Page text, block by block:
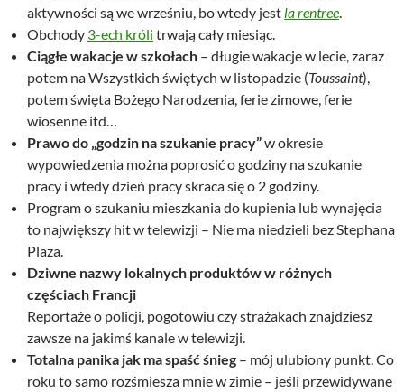
aktywności są we wrześniu, bo wtedy jest la rentree
Obchody 3-ech króli trwają cały miesiąc.
Ciągłe wakacje w szkołach – długie wakacje w lecie, zaraz
potem na Wszystkich świętych w listopadzie (Toussaint),
potem święta Bożego Narodzenia, ferie zimowe, ferie
wiosenne itd…
Prawo do „godzin na szukanie pracy”w okresie
wypowiedzenia można poprosić o godziny na szukanie
pracy i wtedy dzień pracy skraca się o 2 godziny.
Program o szukaniu mieszkania do kupienia lub wynajęcia
to największy hit w telewizji – Nie ma niedzieli bez Stephana
Plaza.
Dziwne nazwy lokalnych produktów w różnych
częściach Francji
Reportaże o policji, pogotowiu czy strażakach znajdziesz
zawsze na jakimś kanale w telewizji.
Totalna panika jak ma spaść śnieg – mój ulubiony punkt. Co
roku to samo rozśmiesza mnie w zimie – jeśli przewidywane